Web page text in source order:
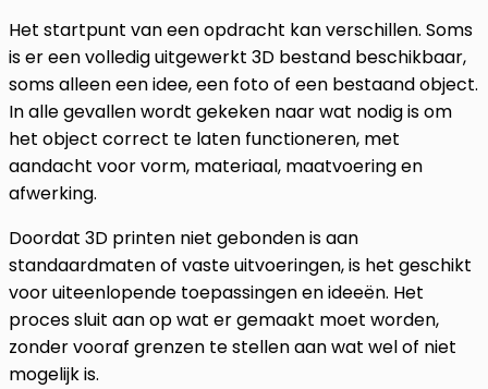
Het startpunt van een opdracht kan verschillen. Soms
is er een volledig uitgewerkt 3D bestand beschikbaar,
soms alleen een idee, een foto of een bestaand object.
In alle gevallen wordt gekeken naar wat nodig is om
het object correct te laten functioneren, met
aandacht voor vorm, materiaal, maatvoering en
afwerking.
Doordat 3D printen niet gebonden is aan
standaardmaten of vaste uitvoeringen, is het geschikt
voor uiteenlopende toepassingen en ideeën. Het
proces sluit aan op wat er gemaakt moet worden,
zonder vooraf grenzen te stellen aan wat wel of niet
mogelijk is.